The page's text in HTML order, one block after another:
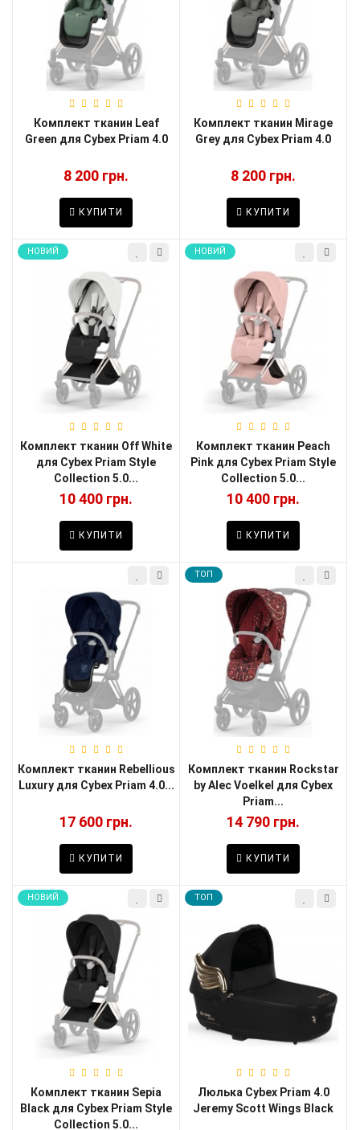
Комплект тканин Leaf
Green для Cybex Priam 4.0
8 200 грн.
КУПИТИ
Комплект тканин Mirage
Grey для Cybex Priam 4.0
8 200 грн.
КУПИТИ
НОВИЙ
Комплект тканин Off White
для Cybex Priam Style
Collection 5.0...
10 400 грн.
КУПИТИ
НОВИЙ
Комплект тканин Peach
Pink для Cybex Priam Style
Collection 5.0...
10 400 грн.
КУПИТИ
Комплект тканин Rebellious
Luxury для Cybex Priam 4.0...
17 600 грн.
КУПИТИ
TOП
Комплект тканин Rockstar
by Alec Voelkel для Cybex
Priam...
14 790 грн.
КУПИТИ
НОВИЙ
Комплект тканин Sepia
Black для Cybex Priam Style
Collection 5.0...
TOП
Люлька Cybex Priam 4.0
Jeremy Scott Wings Black